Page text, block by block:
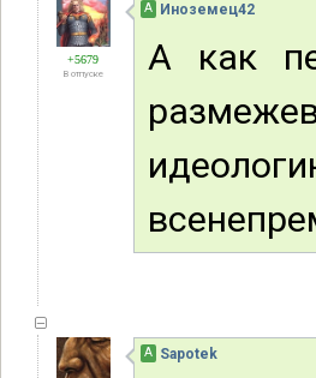
+5679
В отпуске
А Иноземец42
А как
А Sapotek